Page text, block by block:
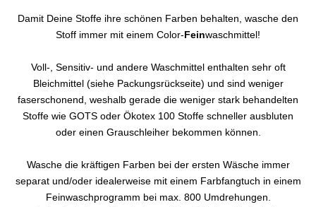
Damit Deine Stoffe ihre schönen Farben behalten, wasche den
Stoff immer mit einem Color-Feinwaschmittel!
Voll-, Sensitiv- und andere Waschmittel enthalten sehr oft
Bleichmittel (siehe Packungsrückseite) und sind weniger
faserschonend, weshalb gerade die weniger stark behandelten
Stoffe wie GOTS oder Ökotex 100 Stoffe schneller ausbluten
oder einen Grauschleiher bekommen können.
Wasche die kräftigen Farben bei der ersten Wäsche immer
separat und/oder idealerweise mit einem Farbfangtuch in einem
Feinwaschprogramm bei max. 800 Umdrehungen.